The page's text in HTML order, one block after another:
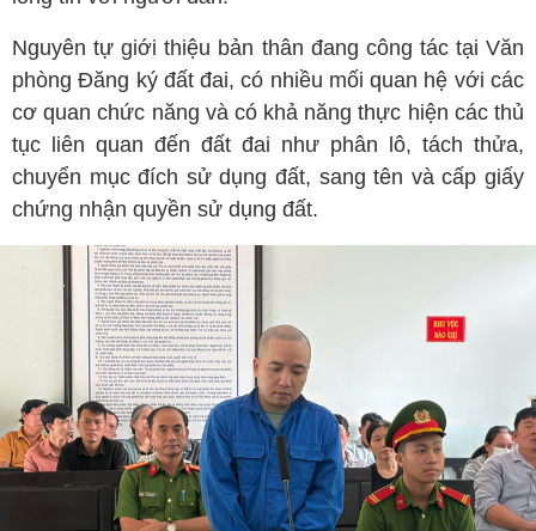
Nguyên tự giới thiệu bản thân đang công tác tại Văn
phòng Đăng ký đất đai, có nhiều mối quan hệ với các
cơ quan chức năng và có khả năng thực hiện các thủ
tục liên quan đến đất đai như phân lô, tách thửa,
chuyển mục đích sử dụng đất, sang tên và cấp giấy
chứng nhận quyền sử dụng đất.